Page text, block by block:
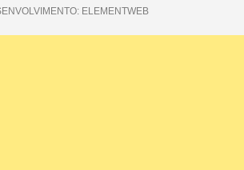
ELEMENTWEB